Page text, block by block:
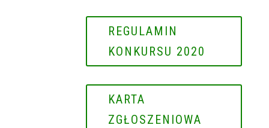
REGULAMIN
KONKURSU 2020
KARTA
ZGŁOSZENIOWA